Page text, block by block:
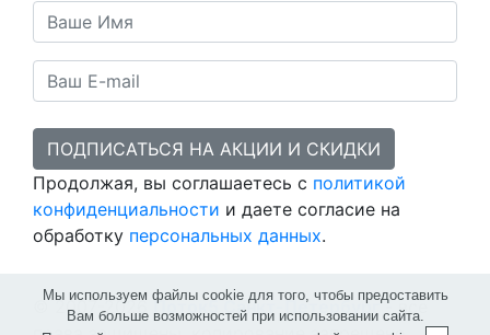
ПОДПИСАТЬСЯ НА АКЦИИ И СКИДКИ
Продолжая, вы соглашаетесь с политикой
конфиденциальности и даете согласие на
обработку персональных данных.
© 2007-2026 Поток5 Санкт-Петербург- все
Мы используем файлы cookie для того, чтобы предоставить
Вам больше возможностей при использовании сайта.